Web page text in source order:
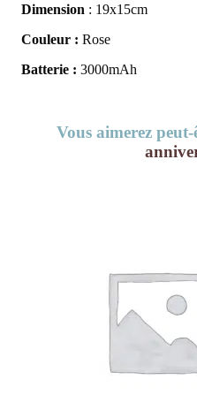
Dimension : 19x15cm
Couleur : Rose
Batterie : 3000mAh
Vous aimerez peut-